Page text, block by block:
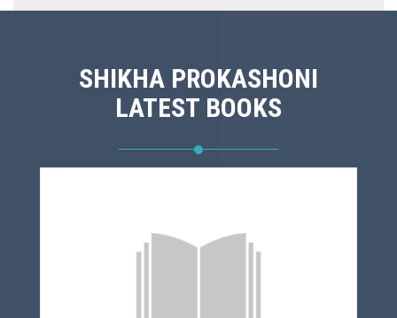
SHIKHA PROKASHONI
LATEST BOOKS